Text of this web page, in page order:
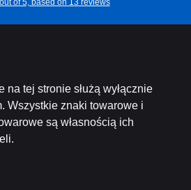
of 5, based on 13 reviews
na tej stronie służą wyłącznie
Wszystkie znaki towarowe i
są własnością ich